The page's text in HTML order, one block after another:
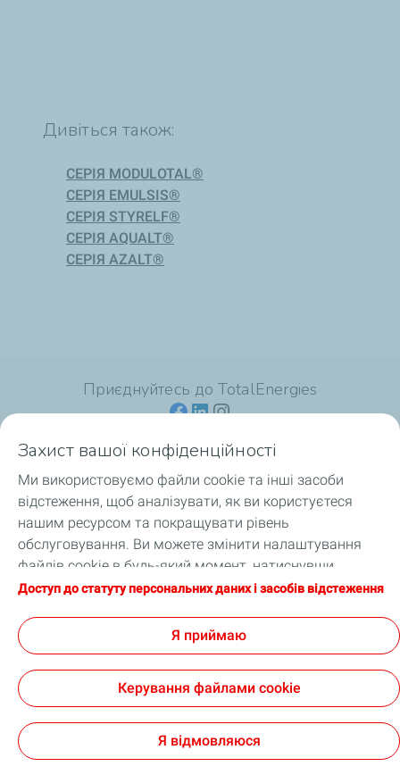
Дивіться також:
СЕРІЯ MODULOTAL®
СЕРІЯ EMULSIS®
СЕРІЯ STYRELF®
СЕРІЯ AQUALT®
СЕРІЯ AZALT®
Приєднуйтесь до TotalEnergies
Для споживачів
Для професіоналів
Продукція
Цифрова доступність: часткова відповідність
Захист вашої конфіденційності
Ми використовуємо файли cookie та інші засоби
відстеження, щоб аналізувати, як ви користуєтеся
нашим ресурсом та покращувати рівень
обслуговування. Ви можете змінити налаштування
файлів cookie в будь-який момент, натиснувши
кнопку «Налаштування моїх файлів cookie».
зберігання файлів cookie. Якщо ви натиснете «Я
відмовляюся», будуть використовуватися лише
технічні файли cookie, необхідні для належного
функціонування сайту. Додаткову інформацію можна
засобів відстеження».
Доступ до статуту персональних даних і засобів відстеження
Я приймаю
Керування файлами cookie
Я відмовляюся